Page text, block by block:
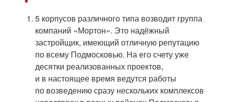
5 корпусов различного типа возводит группа
компаний «Мортон». Это надёжный
застройщик, имеющий отличную репутацию
по всему Подмосковью. На его счету уже
десятки реализованных проектов,
и в настоящее время ведутся работы
по возведению сразу нескольких комплексов